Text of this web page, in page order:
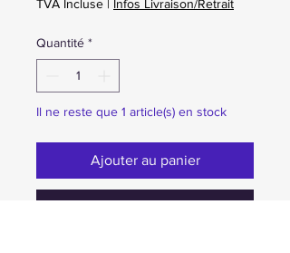
TVA Incluse | Infos Livraison/Retrait
Quantité *
Il ne reste que 1 article(s) en stock
Ajouter au panier